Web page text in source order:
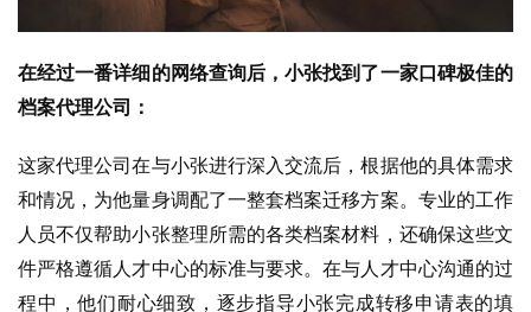
在经过一番详细的网络查询后，小张找到了一家口碑极佳的
档案代理公司：
这家代理公司在与小张进行深入交流后，根据他的具体需求
和情况，为他量身调配了一整套档案迁移方案。专业的工作
人员不仅帮助小张整理所需的各类档案材料，还确保这些文
件严格遵循人才中心的标准与要求。在与人才中心沟通的过
程中，他们耐心细致，逐步指导小张完成转移申请表的填